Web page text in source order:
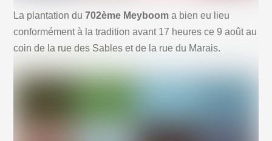
La plantation du 702ème Meyboom a bien eu lieu
conformément à la tradition avant 17 heures ce 9 août au
coin de la rue des Sables et de la rue du Marais.